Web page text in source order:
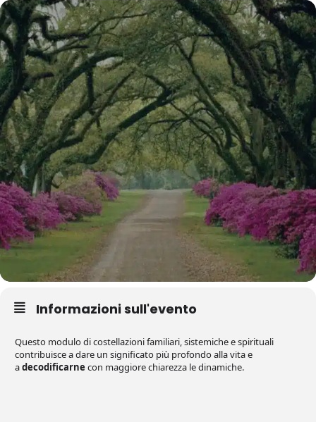
Informazioni sull'evento
Questo modulo di costellazioni familiari, sistemiche e spirituali
contribuisce a dare un significato più profondo alla vita e
adecodificarne con maggiore chiarezza le dinamiche.